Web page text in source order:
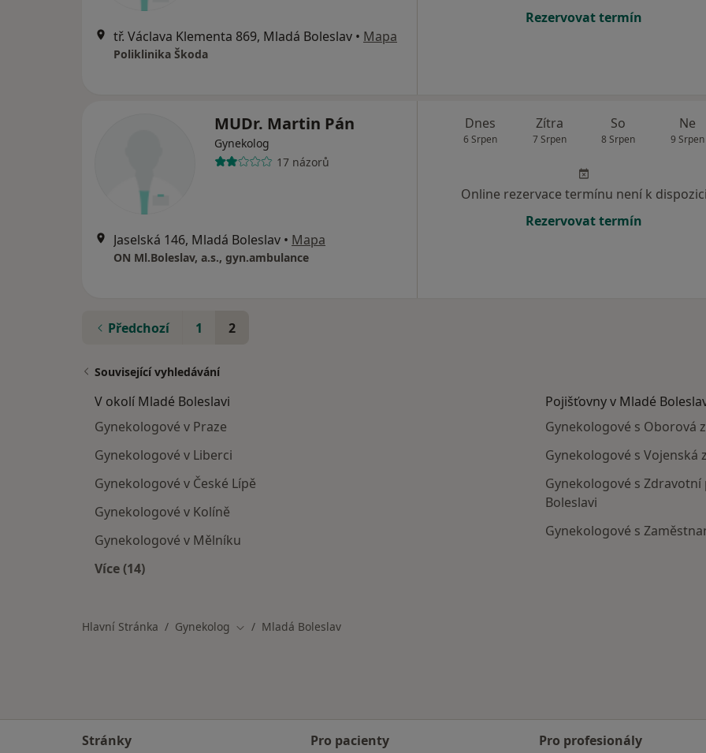
tř. Václava Klementa 869, Mladá Boleslav • Mapa
Poliklinika Škoda
Rezervovat termín
MUDr. Martin Pán
Gynekolog
17 názorů
Jaselská 146, Mladá Boleslav • Mapa
ON Ml.Boleslav, a.s., gyn.ambulance
Dnes
6 Srpen
Zítra
7 Srpen
So
8 Srpen
Ne
9 Srpen
Online rezervace termínu není k dispozici
Rezervovat termín
Předchozí 1 2
Související vyhledávání
V okolí Mladé Boleslavi
Gynekologové v Praze
Gynekologové v Liberci
Gynekologové v České Lípě
Gynekologové v Kolíně
Gynekologové v Mělníku
Více (14)
Pojišťovny v Mladé
Gynekologové s Oborová
Gynekologové s Vojenská
Gynekologové s
Boleslavi
Gynekologové s
Hlavní Stránka Gynekolog Změna města
Mladá Boleslav
Stránky
Pro pacienty
Pro profesionály